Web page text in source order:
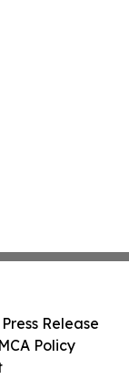
Release
Policy